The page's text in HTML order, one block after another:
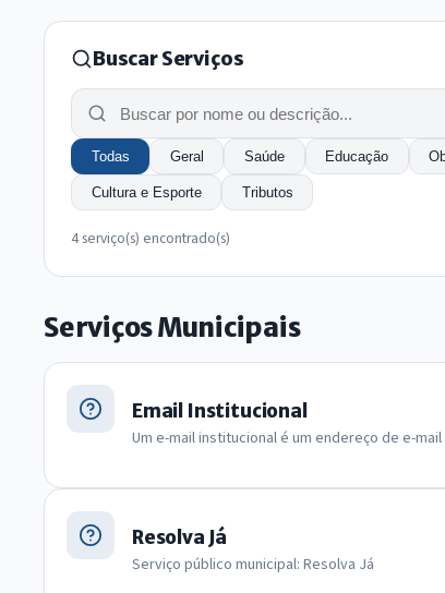
Buscar Serviços
Todas Geral Saúde Educação
Cultura e Esporte Tributos
4 serviço(s) encontrado(s)
Serviços Municipais
Email Institucional
Um e-mail institucional é um endereço de e-
Resolva Já
Serviço público municipal: Resolva Já